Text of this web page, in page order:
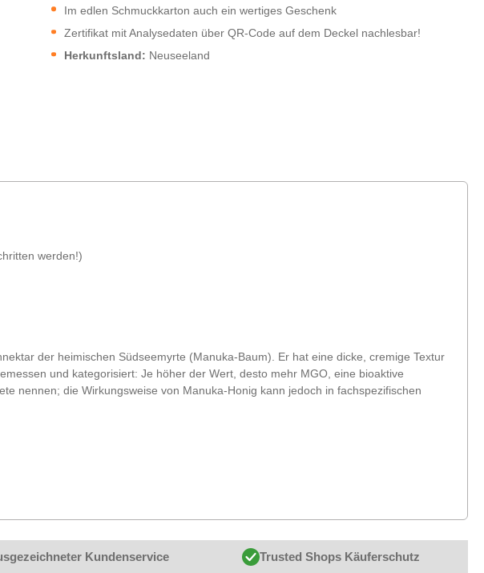
Im edlen Schmuckkarton auch ein wertiges Geschenk
Zertifikat mit Analysedaten über QR-Code auf dem Deckel nachlesbar!
Herkunftsland: Neuseeland
werden!)
der heimischen Südseemyrte (Manuka-Baum). Er hat eine dicke, cremige Textur
und kategorisiert: Je höher der Wert, desto mehr MGO, eine bioaktive
nennen; die Wirkungsweise von Manuka-Honig kann jedoch in fachspezifischen
Kundenservice Trusted Shops Käuferschutz